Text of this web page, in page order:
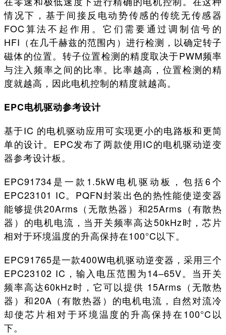
情况下，基于间接反电动势传感的传统无传感器
FOC算法不起作用。它们需要通过调制信号的
HFI（在几千赫兹的范围内）进行检测，以确定转子
磁体的位置。转子位置检测的精度取决于PWM频率
与注入频率之间的比率。比率越高，位置检测的精
度就越高，因此电机控制的精度就越高。
EPC电机驱动参考设计
基于IC 的电机驱动应用可实现更小的电路板和更简
单的设计。EPC发布了两款使用IC的电机驱动逆变
器参考设计板。
EPC91734是一款1.5kW电机驱动板，包括6个
EPC23101 IC。PQFN封装出色的热性能使逆变器
能够提供20Arms（无散热器）和25Arms（有散热
器）的电机电流，当开关频率高达50kHz时，芯片
相对于环境温度的升高保持在100°C以下。
EPC91765是一款400W电机驱动逆变器，采用三个
EPC23102 IC，输入电压范围为14–65V。当开关
频率高达60kHz时，它可以提供 15Arms（无散热
器）和20A（有散热器）的电机电流，自然对流冷
却使芯片相对于环境温度的升高保持在100°C以
下。